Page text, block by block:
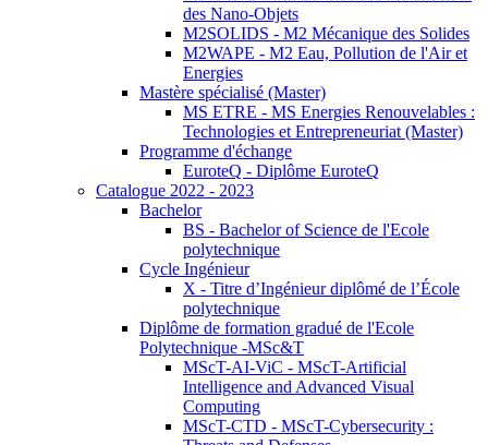
des Nano-Objets
M2SOLIDS - M2 Mécanique des Solides
M2WAPE - M2 Eau, Pollution de l'Air et
Energies
Mastère spécialisé (Master)
MS ETRE - MS Energies Renouvelables :
Technologies et Entrepreneuriat (Master)
Programme d'échange
EuroteQ - Diplôme EuroteQ
Catalogue 2022 - 2023
Bachelor
BS - Bachelor of Science de l'Ecole
polytechnique
Cycle Ingénieur
X - Titre d’Ingénieur diplômé de l’École
polytechnique
Diplôme de formation gradué de l'Ecole
Polytechnique -MSc&T
MScT-AI-ViC - MScT-Artificial
Intelligence and Advanced Visual
Computing
MScT-CTD - MScT-Cybersecurity :